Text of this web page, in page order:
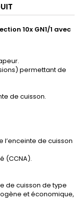
10x GN1/1 avec
permettant de
de cuisson.
de cuisson
(CCNA).
de cuisson de type
et économique,